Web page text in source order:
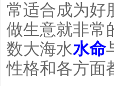
常适合成为好
做生意就非常
数大海水水命
性格和各方面